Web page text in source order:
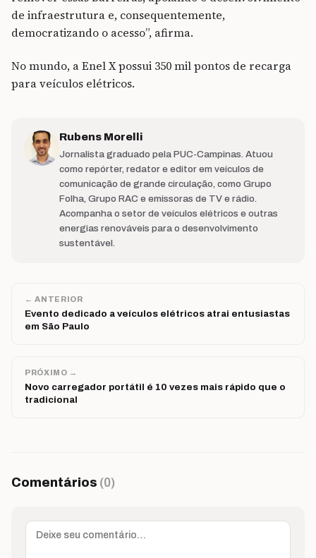
de infraestrutura e, consequentemente,
democratizando o acesso”, afirma.
No mundo, a Enel X possui 350 mil pontos de recarga
para veículos elétricos.
Rubens Morelli
Jornalista graduado pela PUC-Campinas. Atuou
como repórter, redator e editor em veículos de
comunicação de grande circulação, como Grupo
Folha, Grupo RAC e emissoras de TV e rádio.
Acompanha o setor de veículos elétricos e outras
energias renováveis para o desenvolvimento
sustentável.
← ANTERIOR
Evento dedicado a veículos elétricos atrai entusiastas
em São Paulo
PRÓXIMO →
Novo carregador portátil é 10 vezes mais rápido que o
tradicional
Comentários (0)